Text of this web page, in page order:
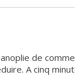
de
du